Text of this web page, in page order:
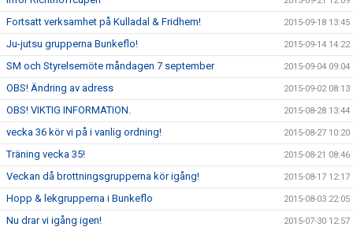
Fortsatt verksamhet på Kulladal & Fridhem! 2015-09-18 13:45
Ju-jutsu grupperna Bunkeflo! 2015-09-14 14:22
SM och Styrelsemöte måndagen 7 september 2015-09-04 09:04
OBS! Ändring av adress 2015-09-02 08:13
OBS! VIKTIG INFORMATION. 2015-08-28 13:44
vecka 36 kör vi på i vanlig ordning! 2015-08-27 10:20
Träning vecka 35! 2015-08-21 08:46
Veckan då brottningsgrupperna kör igång! 2015-08-17 12:17
Hopp & lekgrupperna i Bunkeflo 2015-08-03 22:05
Nu drar vi igång igen! 2015-07-30 12:57